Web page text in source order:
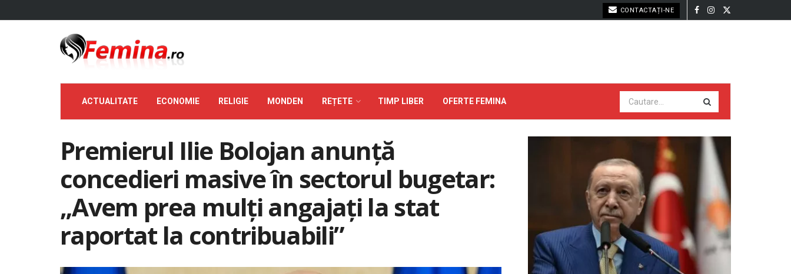
CONTACTAȚI-NE
ACTUALITATE ECONOMIE RELIGIE MONDEN REȚETE TIMP LIBER OFERTE FEMINA
Premierul Ilie Bolojan anunță
concedieri masive în sectorul bugetar:
„Avem prea mulți angajați la stat
raportat la contribuabili”